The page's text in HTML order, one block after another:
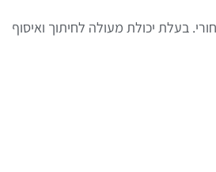
כ״ס בחיבור אחורי. בעלת יכולת מעולה לחיתוך ואיסוף